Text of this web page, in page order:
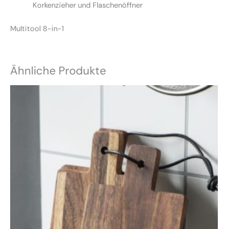
Korkenzieher und Flaschenöffner
Multitool 8-in-1
Ähnliche Produkte